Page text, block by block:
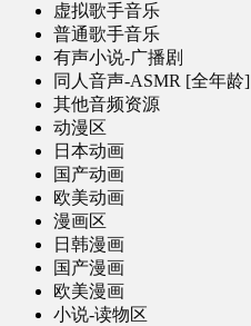
虚拟歌手音乐
普通歌手音乐
有声小说-广播剧
同人音声-ASMR [全年龄]
其他音频资源
动漫区
日本动画
国产动画
欧美动画
漫画区
日韩漫画
国产漫画
欧美漫画
小说-读物区